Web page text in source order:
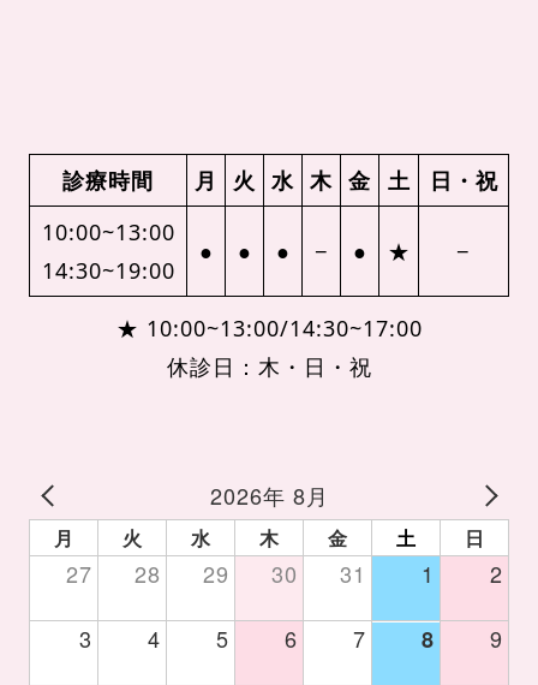
診療時間 月 火 水 木 金 土
日・祝
10:00~13:00
14:30~19:00
● ● ● − ● ★ −
★ 10:00~13:00/14:30~17:00
休診日：木・日・祝
2026年 8月
月 火 水 木 金 土 日
27 28 29 30 31 1 2
3 4 5 6 7 8 9